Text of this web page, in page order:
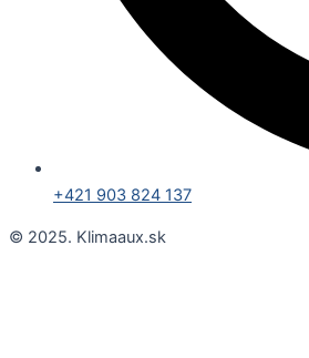
+421 903 824 137
© 2025. Klimaaux.sk